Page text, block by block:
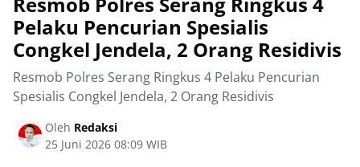
Pelaku Pencurian Spesialis
Congkel Jendela, 2 Orang Residivis
Resmob Polres Serang Ringkus 4 Pelaku Pencurian
Spesialis Congkel Jendela, 2 Orang Residivis
Oleh Redaksi
25 Juni 2026 08:09 WIB